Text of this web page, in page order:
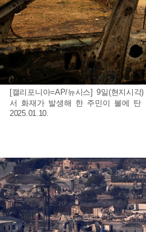
[캘리포니아=AP/뉴시스] 9일(현지시
서 화재가 발생해 한 주민이 불에 탄
2025.01.10.